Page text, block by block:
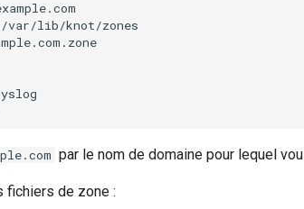
par le nom de domaine pour lequel
fichiers de zone :